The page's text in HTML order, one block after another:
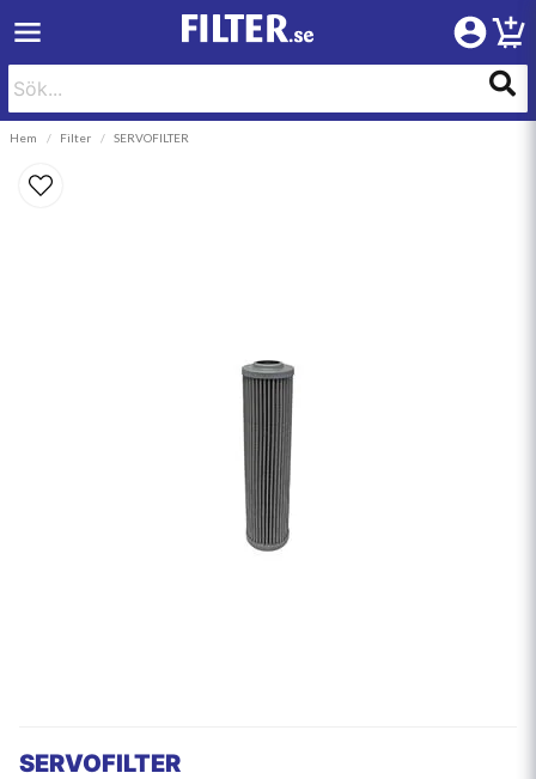
Hem Filter SERVOFILTER
SERVOFILTER